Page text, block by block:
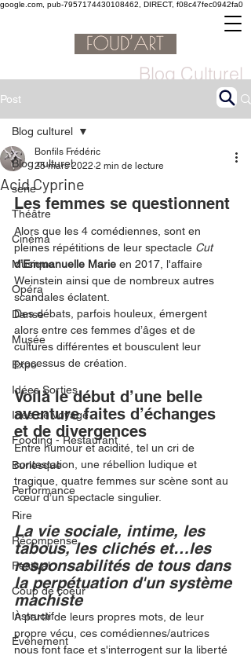
google.com, pub-7957174430108462, DIRECT, f08c47fec0942fa0
Blog Culturel
Post
Blog culturel
serie
Théâtre
Cinéma
Musique
Opéra
Danse
Musée
Expo
Idées Sorties
Idée de voyage
Fooding - Restaurant
Burlesque
Performance
Rire
Récompense
Festival
Coup de coeur
Instructif
Événement
Blog culturel
Acid Cyprine
Bonfils Frédéric
25 mars 2022 2 min de lecture
Les femmes se questionnent
Alors que les 4 comédiennes, sont en
pleines répétitions de leur spectacle Cut
d’Emmanuelle Marie en 2017, l'affaire
Weinstein ainsi que de nombreux autres
scandales éclatent.
Des débats, parfois houleux, émergent
alors entre ces femmes d’âges et de
cultures différentes et bousculent leur
processus de création.
Voilà le début d’une belle
aventure faites d’échanges
et de divergences
Entre humour et acidité, tel un cri de
contestation, une rébellion ludique et
tragique, quatre femmes sur scène sont au
cœur d’un spectacle singulier.
La vie sociale, intime, les
tabous, les clichés et…les
responsabilités de tous dans
la perpétuation d'un système
machiste
À partir de leurs propres mots, de leur
propre vécu, ces comédiennes/autrices
nous font face et s'interrogent sur la liberté